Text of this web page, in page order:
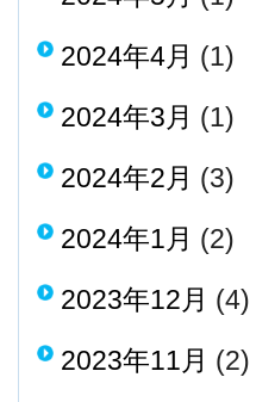
2024年4月 (1)
2024年3月 (1)
2024年2月 (3)
2024年1月 (2)
2023年12月 (4)
2023年11月 (2)